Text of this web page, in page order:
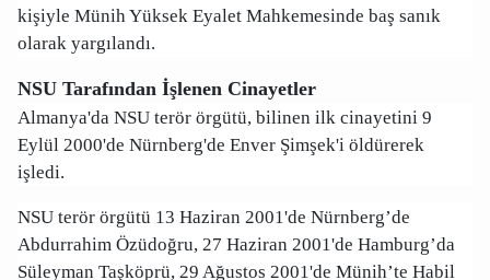
kişiyle Münih Yüksek Eyalet Mahkemesinde baş sanık
olarak yargılandı.
NSU Tarafından İşlenen Cinayetler
Almanya'da NSU terör örgütü, bilinen ilk cinayetini 9
Eylül 2000'de Nürnberg'de Enver Şimşek'i öldürerek
işledi.
NSU terör örgütü 13 Haziran 2001'de Nürnberg’de
Abdurrahim Özüdoğru, 27 Haziran 2001'de Hamburg’da
Süleyman Taşköprü, 29 Ağustos 2001'de Münih’te Habil